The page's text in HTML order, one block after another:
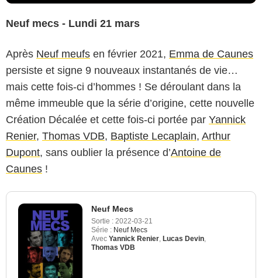
Neuf mecs - Lundi 21 mars
Après Neuf meufs en février 2021, Emma de Caunes
persiste et signe 9 nouveaux instantanés de vie…
mais cette fois-ci d’hommes ! Se déroulant dans la
même immeuble que la série d’origine, cette nouvelle
Création Décalée et cette fois-ci portée par Yannick
Renier, Thomas VDB, Baptiste Lecaplain, Arthur
Dupont, sans oublier la présence d’Antoine de
Caunes !
Neuf Mecs
Sortie : 2022-03-21
Série : Neuf Mecs
Avec Yannick Renier, Lucas Devin,
Thomas VDB